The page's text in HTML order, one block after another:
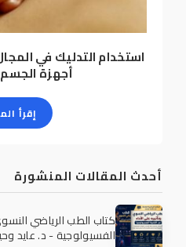
استخدام التدليك في
أجهزة
إقرأ
أحدث المقالات المنشورة
كتاب الطب الرياضي
الفسيولوجية - د. عايد